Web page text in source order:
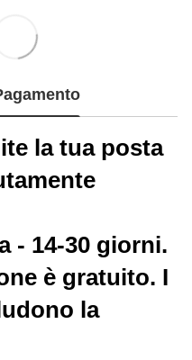
la tua posta
- 14-30 giorni.
è gratuito. I
la